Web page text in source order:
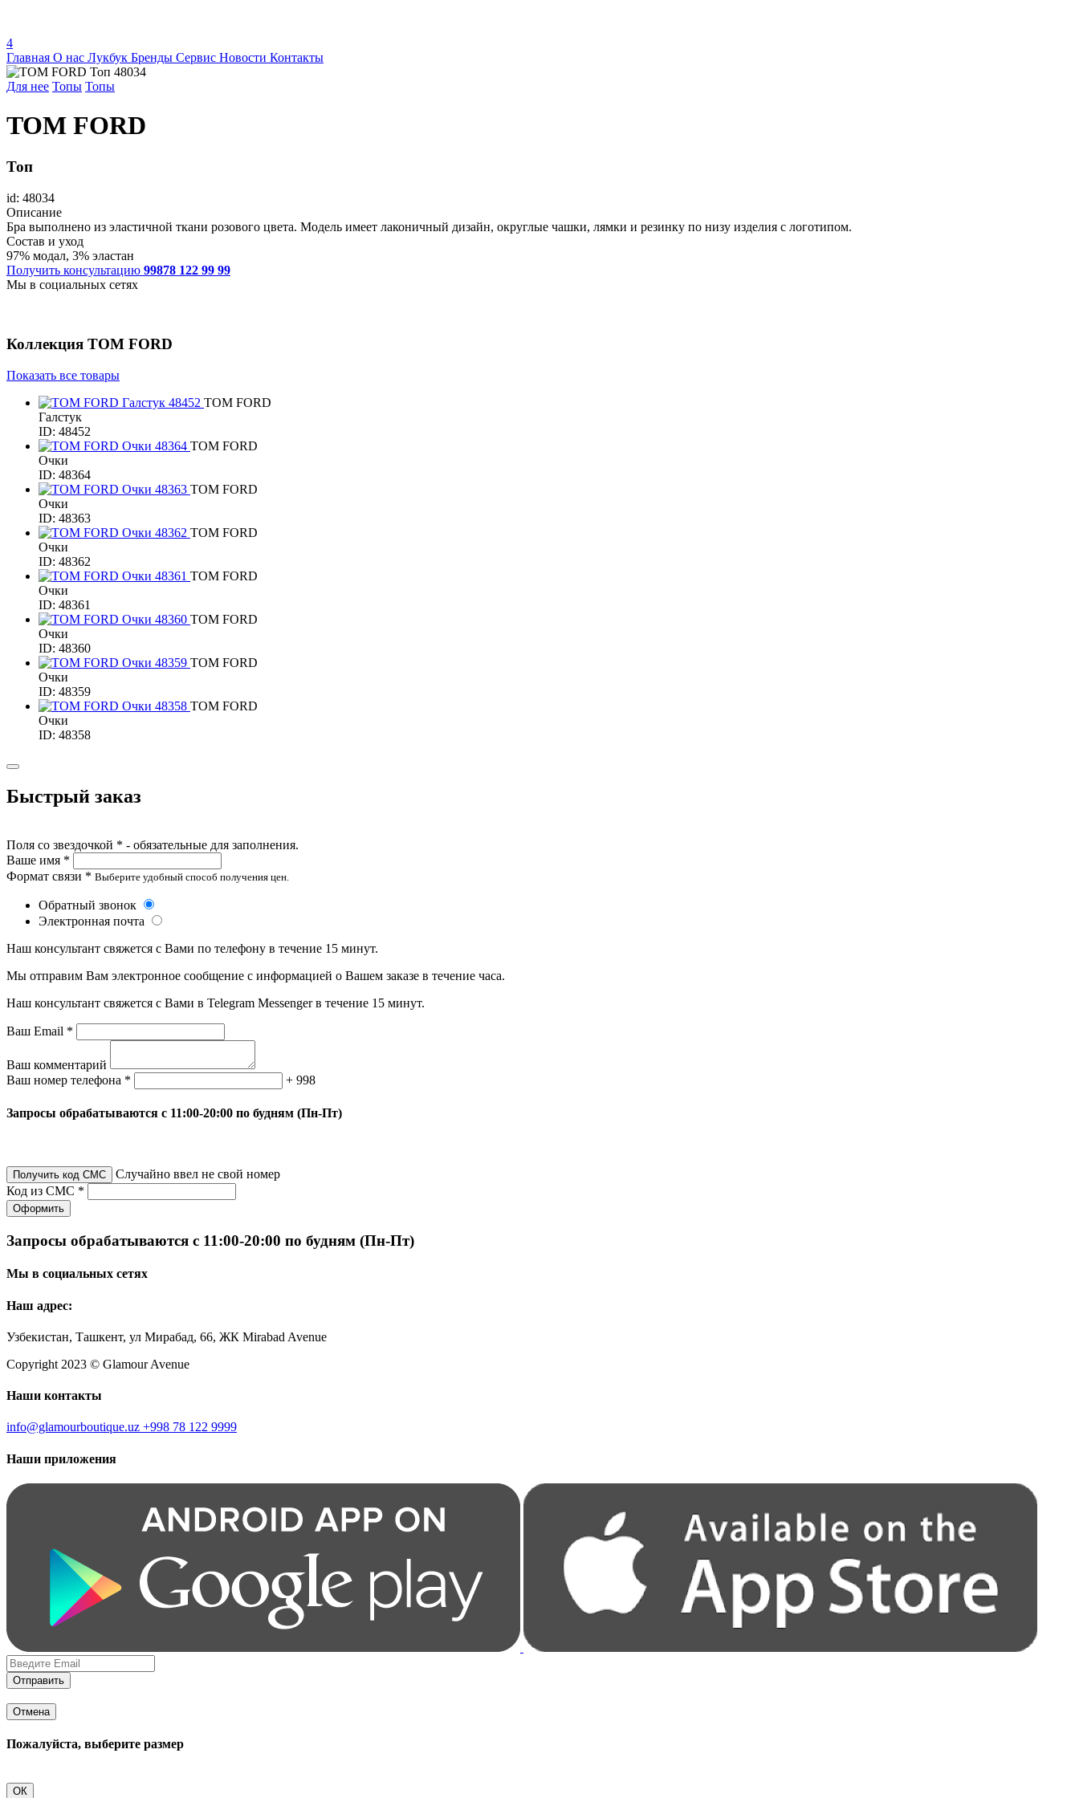
4
Главная О нас Лукбук Бренды Сервис Новости Контакты
Для нее Топы Топы
TOM FORD
Топ
id: 48034
Описание
Бра выполнено из эластичной ткани розового цвета. Модель имеет лаконичный дизайн, округлые чашки, лямки и резинку по низу изделия с логотипом.
Состав и уход
97% модал, 3% эластан
Получить консультацию 99878 122 99 99
Мы в социальных сетях
Коллекция TOM FORD
Показать все товары
TOM FORD
Галстук
ID: 48452
TOM FORD
Очки
ID: 48364
TOM FORD
Очки
ID: 48363
TOM FORD
Очки
ID: 48362
TOM FORD
Очки
ID: 48361
TOM FORD
Очки
ID: 48360
TOM FORD
Очки
ID: 48359
TOM FORD
Очки
ID: 48358
Быстрый заказ
Поля со звездочкой * - обязательные для заполнения.
Ваше имя *
Формат связи * Выберите удобный способ получения цен.
Обратный звонок
Электронная почта
Наш консультант свяжется с Вами по телефону в течение 15 минут.
Мы отправим Вам электронное сообщение с информацией о Вашем заказе в течение часа.
Наш консультант свяжется с Вами в Telegram Messenger в течение 15 минут.
Ваш Email *
Ваш комментарий
Ваш номер телефона *
+ 998
Запросы обрабатываются с 11:00-20:00 по будням (Пн-Пт)
Получить код СМС
Случайно ввел не свой номер
Код из СМС *
Оформить
Запросы обрабатываются с 11:00-20:00 по будням (Пн-Пт)
Мы в социальных сетях
Наш адрес:
Узбекистан, Ташкент, ул Мирабад, 66, ЖК Mirabad Avenue
Copyright 2023 © Glamour Avenue
Наши контакты
info@glamourboutique.uz +998 78 122 9999
Наши приложения
Отправить
Отмена
Пожалуйста, выберите размер
ОК